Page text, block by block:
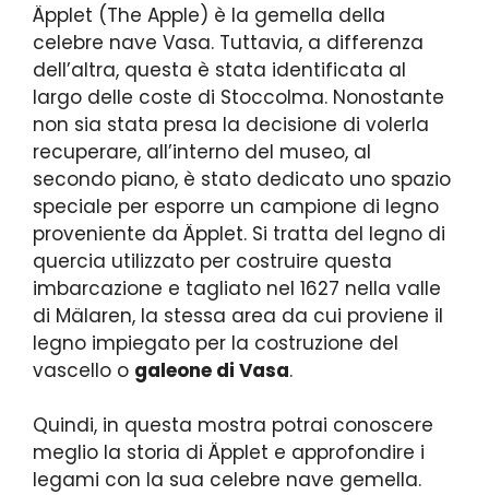
Äpplet (The Apple) è la gemella della
celebre nave Vasa. Tuttavia, a differenza
dell’altra, questa è stata identificata al
largo delle coste di Stoccolma. Nonostante
non sia stata presa la decisione di volerla
recuperare, all’interno del museo, al
secondo piano, è stato dedicato uno spazio
speciale per esporre un campione di legno
proveniente da Äpplet. Si tratta del legno di
quercia utilizzato per costruire questa
imbarcazione e tagliato nel 1627 nella valle
di Mälaren, la stessa area da cui proviene il
legno impiegato per la costruzione del
vascello o galeone di Vasa.
Quindi, in questa mostra potrai conoscere
meglio la storia di Äpplet e approfondire i
legami con la sua celebre nave gemella.